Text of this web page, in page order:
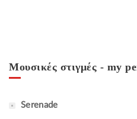
Μουσικές στιγμές - my
Serenade